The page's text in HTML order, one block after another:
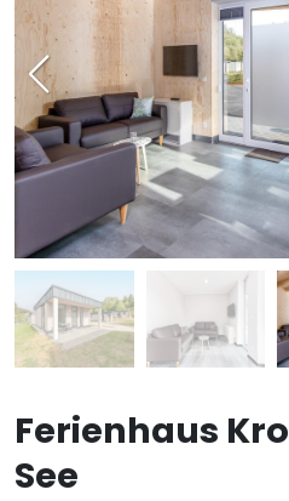
Ferienhaus
See